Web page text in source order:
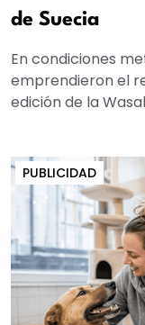
de Suecia
En condiciones
emprendieron el
edición de la
PUBLICIDAD